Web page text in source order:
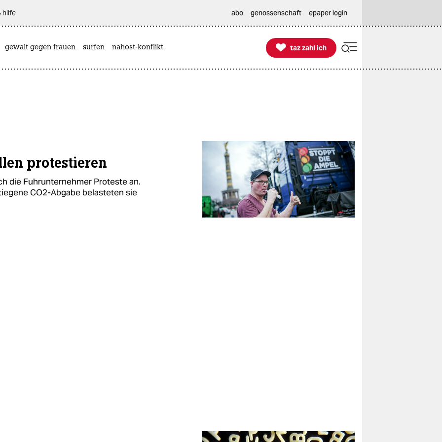
hilfe abo genossenschaft epaper login
gewalt gegen frauen surfen nahost-konflikt 
taz zahl ich
taz zahl ich
protestieren
die Fuhrunternehmer Proteste an.
CO2-Abgabe belasteten sie